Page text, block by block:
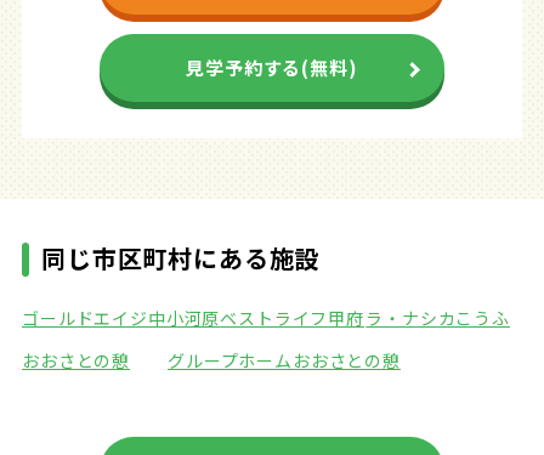
見学予約する(無料)
同じ市区町村にある施設
ゴールドエイジ中小河原ベストライフ甲府ラ・ナシカこうふ
おおさとの憩
グループホームおおさとの憩